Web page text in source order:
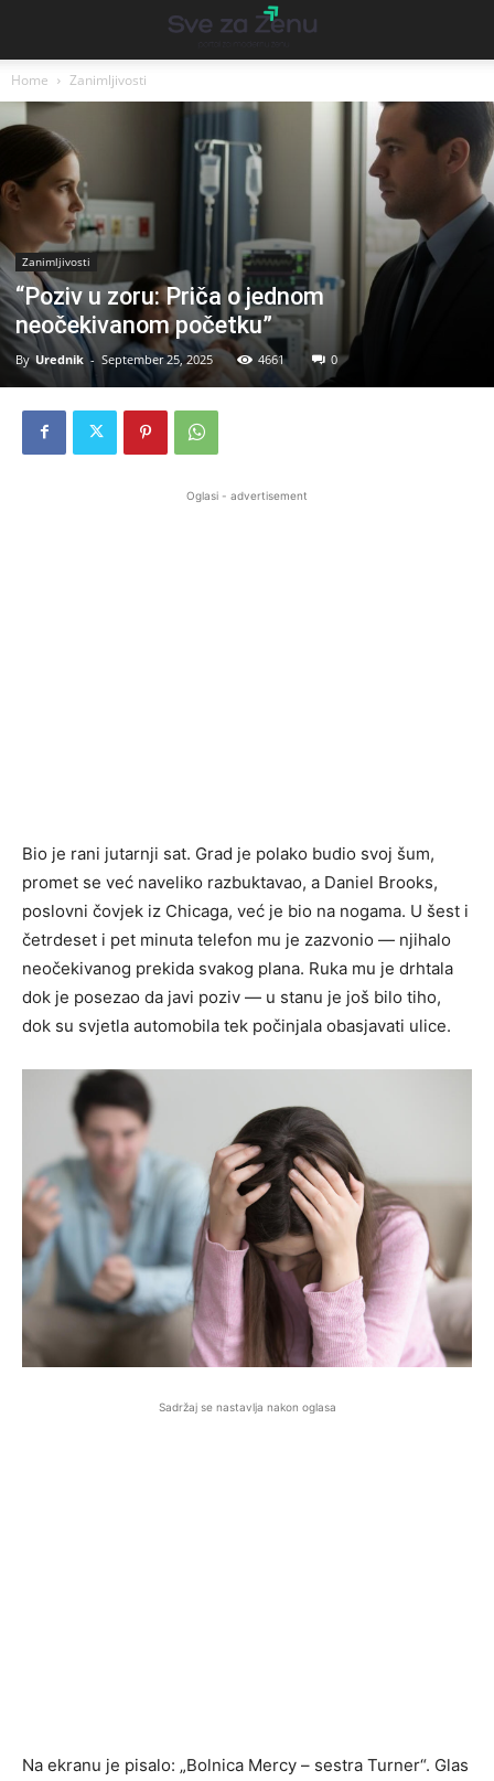
Home Zanimljivosti
Zanimljivosti
“Poziv u zoru: Priča o jednom
neočekivanom početku”
By Urednik - September 25, 2025 4661 0
Oglasi - advertisement
Bio je rani jutarnji sat. Grad je polako budio svoj šum,
promet se već naveliko razbuktavao, a Daniel Brooks,
poslovni čovjek iz Chicaga, već je bio na nogama. U šest i
četrdeset i pet minuta telefon mu je zazvonio — njihalo
neočekivanog prekida svakog plana. Ruka mu je drhtala
dok je posezao da javi poziv — u stanu je još bilo tiho,
dok su svjetla automobila tek počinjala obasjavati ulice.
Sadržaj se nastavlja nakon oglasa
Na ekranu je pisalo: „Bolnica Mercy – sestra Turner“. Glas